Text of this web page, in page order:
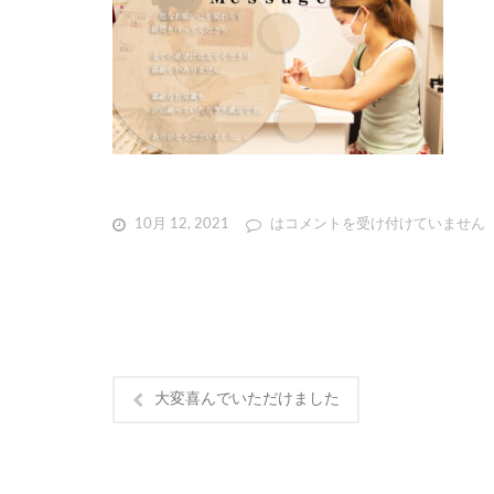
10月 12, 2021 は コメントを受け付けていません
大変喜んでいただけました